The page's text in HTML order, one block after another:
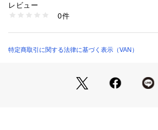
■6.5mmのショートボタンダウン仕様で、ネ
ばドレッシーに、外せばカジュアルにと表
商品番号：
EN925506 （ショップ）
レビュー
0件
特定商取引に関する法律に基づく表示（VAN）